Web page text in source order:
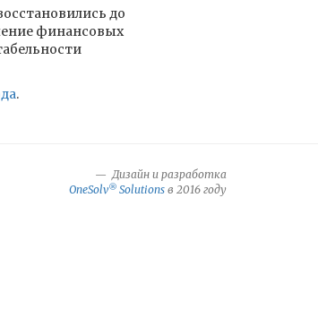
до
финансовых
.
Дизайн и разработка
OneSolv® Solutions в 2016 году